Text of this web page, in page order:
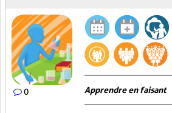
0 Apprendre en faisant